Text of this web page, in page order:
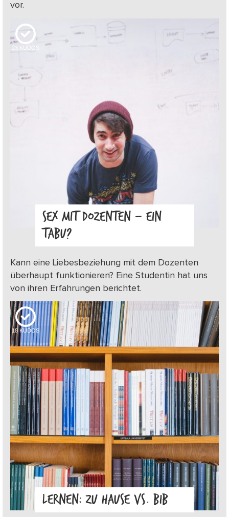
vor.
23 KUDOS
SEX MIT DOZENTEN – EIN
TABU?
Kann eine Liebesbeziehung mit dem Dozenten
überhaupt funktionieren? Eine Studentin hat uns
von ihren Erfahrungen berichtet.
18 KUDOS
LERNEN: ZU HAUSE VS. BIB